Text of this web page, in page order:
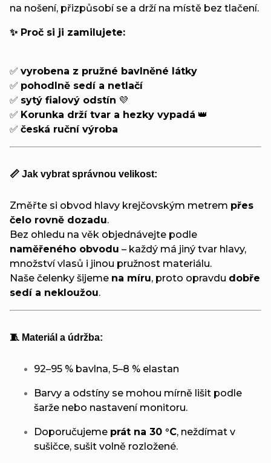
na nošení, přizpůsobí se a drží na místě bez tlačení.
✨ Proč si ji zamilujete:
✅ vyrobena z pružné bavlněné látky
✅ pohodlně sedí a netlačí
✅ sytý fialový odstín 💜
✅ Korunka drží tvar a hezky vypadá 👑
✅ česká ruční výroba
📏 Jak vybrat správnou velikost:
Změřte si obvod hlavy krejčovským metrem přes
čelo rovně dozadu.
Bez ohledu na věk objednávejte podle
naměřeného obvodu – každý má jiný tvar hlavy,
množství vlasů i jinou pružnost materiálu.
Naše čelenky šijeme na míru, proto opravdu dobře
sedí a nekloužou.
🧵 Materiál a údržba:
92–95 % bavlna, 5–8 % elastan
Barvy a odstíny se mohou mírně lišit podle
šarže nebo nastavení monitoru.
Doporučujeme prát na 30 °C, neždímat v
sušičce, sušit volně rozložené.